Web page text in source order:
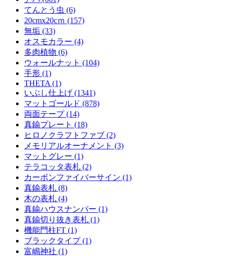
てんとう虫 (6)
20cmx20cｍ (157)
無垢 (33)
オスモカラー (4)
多肉植物 (6)
ウォールナット (104)
手形 (1)
THETA (1)
いぶし仕上げ (1341)
マットゴールド (878)
両面テープ (14)
真鍮プレート (18)
ヒロノクラフトファブ (2)
メモリアルオーナメント (3)
マットグレー (1)
テラコッタ表札 (2)
カーボンファイバーサイン (1)
真鍮表札 (8)
木の表札 (4)
真鍮ハウスナンバー (1)
真鍮切り抜き表札 (1)
機能門柱FT (1)
ブラックタイプ (1)
富嶋神社 (1)